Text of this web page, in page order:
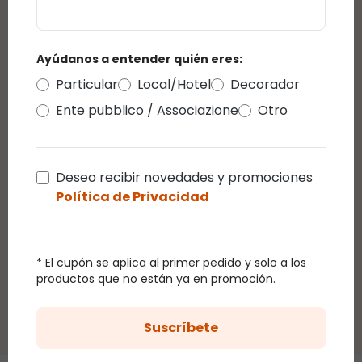
Ayúdanos a entender quién eres:
Particular Local/Hotel
Decorador
Ente pubblico / Associazione
Otro
Deseo recibir novedades y promociones
Política de Privacidad
* El cupón se aplica al primer pedido y solo a los
productos que no están ya en promoción.
Suscríbete
Reseñas
Calificación promedio de 0 de 5 estrellas
reseñas
reseña pinchando en el enlace que te llegará por
correo después de la compra de este producto.